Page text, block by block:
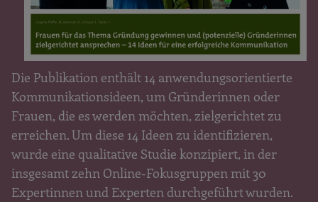
Die Publikation enthält 14 anwendungsorientierte
Kommunikationsideen, um Gründerinnen oder
Frauen, die es werden möchten, zielgerichtet zu
erreichen. Um diese 14 Ideen zu identifizieren,
wurde eine qualitative Studie konzipiert, in der
insgesamt zehn Online-Fokusgruppen mit 30
Expertinnen und Experten durchgeführt wurden.